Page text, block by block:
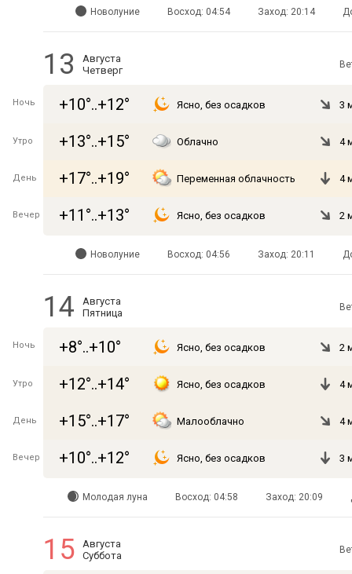
Новолуние Восход: 04:54 Заход: 20:14
13
Августа
Четверг
Ночь +10°..+12° Ясно, без осадков 3
Утро +13°..+15° Облачно 4
День +17°..+19° Переменная облачность 4
Вечер +11°..+13° Ясно, без осадков 2
Новолуние Восход: 04:56 Заход: 20:11
14
Августа
Пятница
Ночь +8°..+10° Ясно, без осадков 2
Утро +12°..+14° Ясно, без осадков 4
День +15°..+17° Малооблачно 4
Вечер +10°..+12° Ясно, без осадков 3
Молодая луна Восход: 04:58 Заход: 20:09
15
Августа
Суббота